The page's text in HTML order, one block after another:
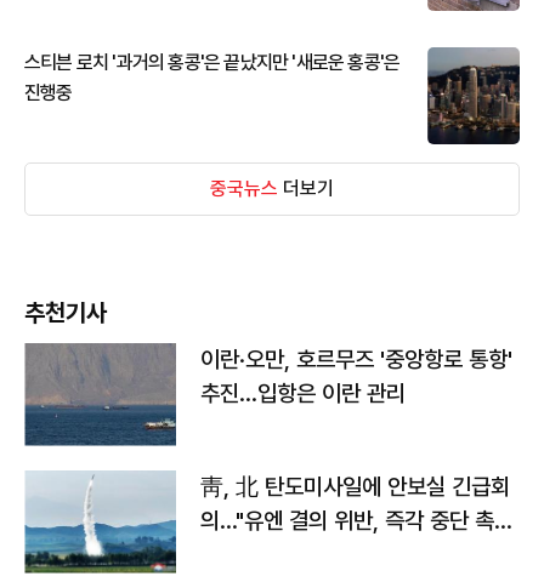
스티븐 로치 '과거의 홍콩'은 끝났지만 '새로운 홍콩'은
진행중
중국뉴스 더보기
추천기사
이란·오만, 호르무즈 '중앙항로 통항'
추진…입항은 이란 관리
靑, 北 탄도미사일에 안보실 긴급회
의…"유엔 결의 위반, 즉각 중단 촉